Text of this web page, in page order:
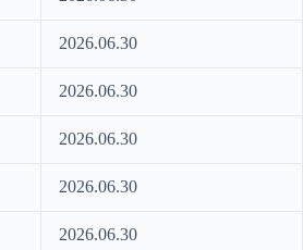
2026.06.30
2026.06.30
2026.06.30
2026.06.30
2026.06.30